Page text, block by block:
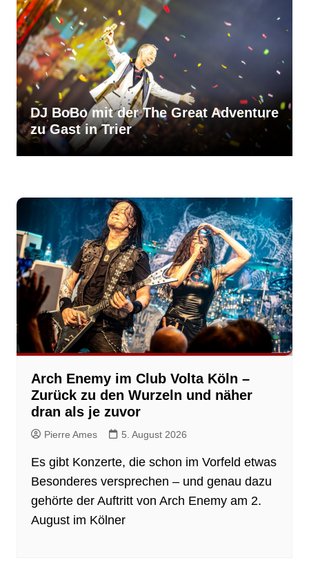
DJ BoBo mit der The Great Adventure
zu Gast in Trier
Arch Enemy im Club Volta Köln –
Zurück zu den Wurzeln und näher
dran als je zuvor
Pierre Ames 5. August 2026
Es gibt Konzerte, die schon im Vorfeld etwas
Besonderes versprechen – und genau dazu
gehörte der Auftritt von Arch Enemy am 2.
August im Kölner